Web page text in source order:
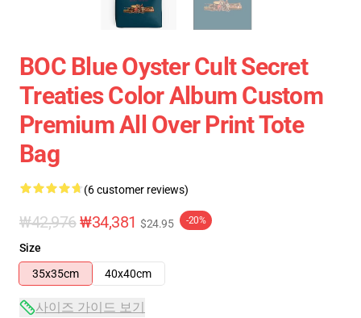
BOC Blue Oyster Cult Secret
Treaties Color Album Custom
Premium All Over Print Tote
Bag
(6 customer reviews)
₩42,976₩34,381 $24.95 -20%
Size
35x35cm
40x40cm
사이즈 가이드 보기